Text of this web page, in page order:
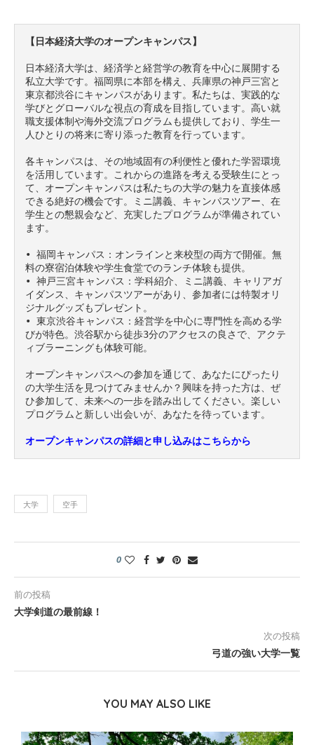
【日本経済大学のオープンキャンパス】
日本経済大学は、経済学と経営学の教育を中心に展開する
私立大学です。福岡県に本部を構え、兵庫県の神戸三宮と
東京都渋谷にキャンパスがあります。私たちは、実践的な
学びとグローバルな視点の育成を目指しています。高い就
職支援体制や海外交流プログラムも提供しており、学生一
人ひとりの将来に寄り添った教育を行っています。
各キャンパスは、その地域固有の利便性と優れた学習環境
を活用しています。これからの進路を考える受験生にとっ
て、オープンキャンパスは私たちの大学の魅力を直接体感
できる絶好の機会です。ミニ講義、キャンパスツアー、在
学生との懇親会など、充実したプログラムが準備されてい
ます。
• 福岡キャンパス：オンラインと来校型の両方で開催。無
料の寮宿泊体験や学生食堂でのランチ体験も提供。
• 神戸三宮キャンパス：学科紹介、ミニ講義、キャリアガ
イダンス、キャンパスツアーがあり、参加者には特製オリ
ジナルグッズもプレゼント。
• 東京渋谷キャンパス：経営学を中心に専門性を高める学
びが特色。渋谷駅から徒歩3分のアクセスの良さで、アクテ
ィブラーニングも体験可能。
オープンキャンパスへの参加を通じて、あなたにぴったり
の大学生活を見つけてみませんか？興味を持った方は、ぜ
ひ参加して、未来への一歩を踏み出してください。楽しい
プログラムと新しい出会いが、あなたを待っています。
オープンキャンパスの詳細と申し込みはこちらから
大学 空手
0
前の投稿
大学剣道の最前線！
次の投稿
弓道の強い大学一覧
YOU MAY ALSO LIKE